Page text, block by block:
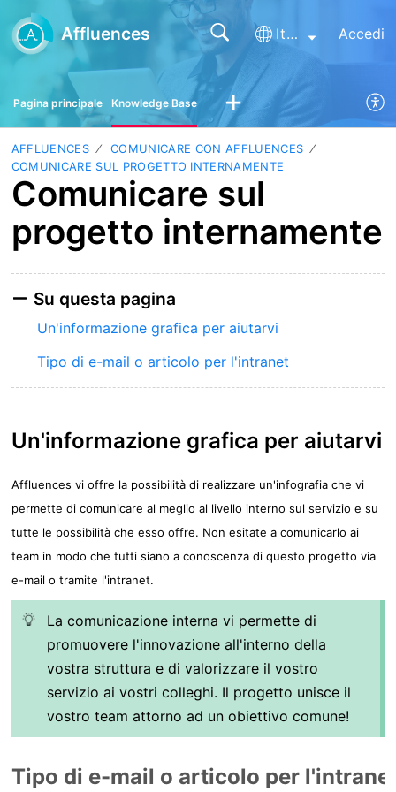
Affluences Italiano Accedi
Pagina principale Knowledge Base
AFFLUENCES
COMUNICARE CON AFFLUENCES
COMUNICARE SUL PROGETTO INTERNAMENTE
Comunicare sul
progetto internamente
Su questa pagina
Un'informazione grafica per aiutarvi
Tipo di e-mail o articolo per l'intranet
Un'informazione grafica per aiutarvi
Affluences vi offre la possibilità di realizzare un'infografia che vi
permette di comunicare al meglio al livello interno sul servizio e su
tutte le possibilità che esso offre. Non esitate a comunicarlo ai
team in modo che tutti siano a conoscenza di questo progetto via
e-mail o tramite l'intranet.
La comunicazione interna vi permette di
promuovere l'innovazione all'interno della
vostra struttura e di valorizzare il vostro
servizio ai vostri colleghi. Il progetto unisce il
vostro team attorno ad un obiettivo comune!
Tipo di e-mail o articolo per